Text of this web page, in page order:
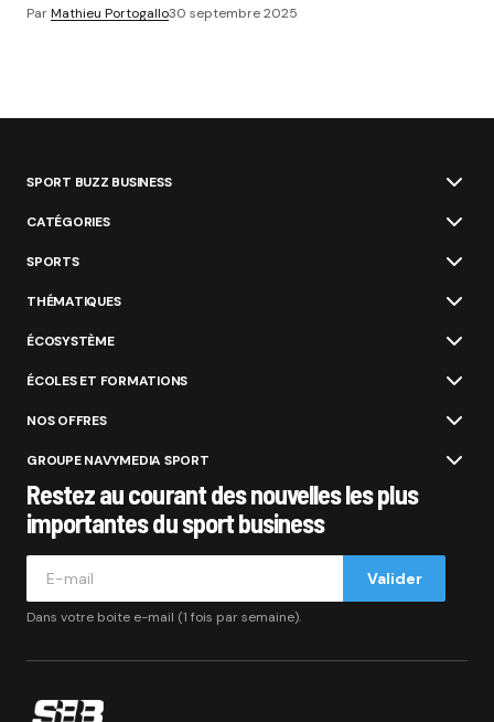
ParMathieu Portogallo30 septembre 2025
SPORT BUZZ BUSINESS
CATÉGORIES
SPORTS
THÉMATIQUES
ÉCOSYSTÈME
ÉCOLES ET FORMATIONS
NOS OFFRES
GROUPE NAVYMEDIA SPORT
Restez au courant des nouvelles les plus
importantes du sport business
Valider
Dans votre boite e-mail (1 fois par semaine).